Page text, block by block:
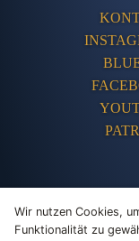
Wir nutzen Cookies,
Funktionalität zu